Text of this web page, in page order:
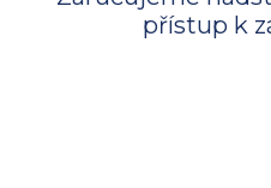
přístup k